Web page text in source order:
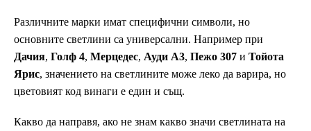
Различните марки имат специфични символи, но
основните светлини са универсални. Например при
Дачия, Голф 4, Мерцедес, Ауди А3, Пежо 307 и Тойота
Ярис, значението на светлините може леко да варира, но
цветовият код винаги е един и същ.
Какво да направя, ако не знам какво значи светлината на